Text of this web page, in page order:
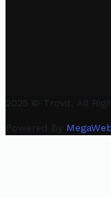
2025 © Trovit. All
Powered By